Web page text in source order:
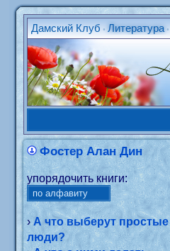
Дамский Клуб •Литература •
Фостер Алан Дин
упорядочить книги:
›А что выберут простые
люди?